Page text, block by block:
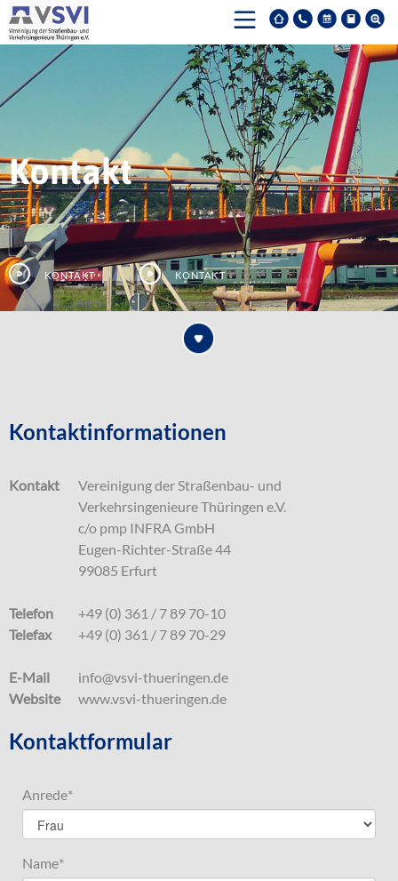
Kontakt
Kontakt Kontakt
Kontaktinformationen
Kontakt
Vereinigung der Straßenbau- und
Verkehrsingenieure Thüringen e.V.
c/o pmp INFRA GmbH
Eugen-Richter-Straße 44
99085 Erfurt
Telefon
+49 (0) 361 / 7 89 70-10
Telefax
+49 (0) 361 / 7 89 70-29
E-Mail
info@vsvi-thueringen.de
Website
www.vsvi-thueringen.de
Kontaktformular
Anrede*
Name*